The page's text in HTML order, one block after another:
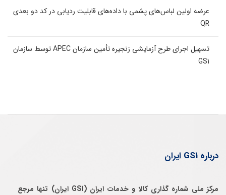
عرضه اولین لباس‌های پشمی با داده‌های قابلیت ردیابی در کد دو بعدی
QR
تسهیل اجرای طرح آزمایشی زنجیره تأمین سازمان APEC توسط سازمان
GS1
درباره GS1 ایران
مرکز ملی شماره گذاری کالا و خدمات ایران (GS1 ایران) تنها مرجع